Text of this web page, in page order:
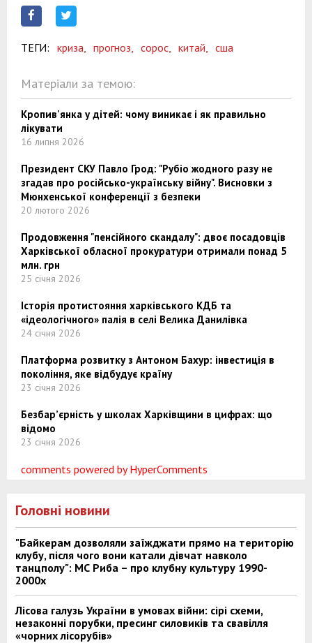
ТЕГИ: криза, прогноз, сорос, китай, сша
Матеріали за темою:
Кропив'янка у дітей: чому виникає і як правильно
лікувати
16 липня 2026
Президент СКУ Павло Грод: "Рубіо жодного разу не
згадав про російсько-українську війну". Висновки з
Мюнхенської конференції з безпеки
20 лютого 2026
Продовження "пенсійного скандалу": двоє посадовців
Харківської обласної прокуратури отримали понад 5
млн. грн
25 січня 2026
Історія протистояння харківського КДБ та
«ідеологічного» палія в селі Велика Данилівка
24 січня 2026
Платформа розвитку з Антоном Бахур: інвестиція в
покоління, яке відбудує країну
23 січня 2026
Безбар’єрність у школах Харківщини в цифрах: що
відомо
23 січня 2026
comments powered by HyperComments
Головні новини
"Байкерам дозволяли заїжджати прямо на територію
клубу, після чого вони катали дівчат навколо
танцполу": МС Риба – про клубну культуру 1990-
2000х
Лісова галузь України в умовах війни: сірі схеми,
незаконні порубки, пресинг силовиків та свавілля
«чорних лісорубів»